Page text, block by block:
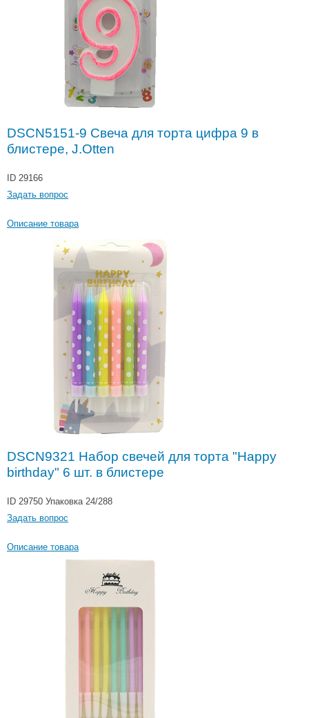
DSCN5151-9 Свеча для торта цифра 9 в
блистере, J.Otten
ID 29166
Задать вопрос
Описание товара
DSCN9321 Набор свечей для торта "Happy
birthday" 6 шт. в блистере
ID 29750 Упаковка 24/288
Задать вопрос
Описание товара